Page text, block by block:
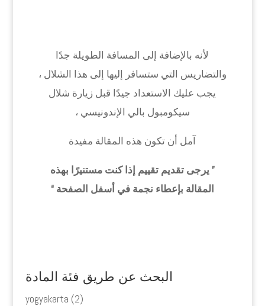
لأنه بالإضافة إلى المسافة الطويلة جدًا
والتضاريس التي ستسافر إليها إلى هذا الشلال ،
يجب عليك الاستعداد جيدًا قبل زيارة شلال
سيكومبول بالي الإندونيسي ،
آمل أن تكون هذه المقالة مفيدة
” يرجى تقديم تقييم إذا كنت مستنيرًا بهذه
المقالة بإعطاء نجمة في أسفل الصفحة “
البحث عن طريق فئة المادة
yogyakarta (2)